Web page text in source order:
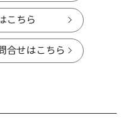
こちら
合せはこちら